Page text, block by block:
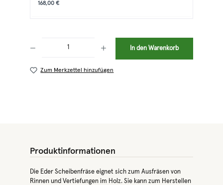
168,00 €
In den Warenkorb
Zum Merkzettel hinzufügen
Produktinformationen
Die Eder Scheibenfräse eignet sich zum Ausfräsen von
Rinnen und Vertiefungen im Holz. Sie kann zum Herstellen